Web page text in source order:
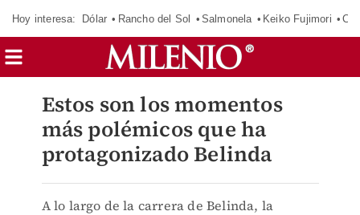
Hoy interesa: Dólar Rancho del Sol Salmonela Keiko Fujimori
Estos son los momentos
más polémicos que ha
protagonizado Belinda
A lo largo de la carrera de Belinda, la